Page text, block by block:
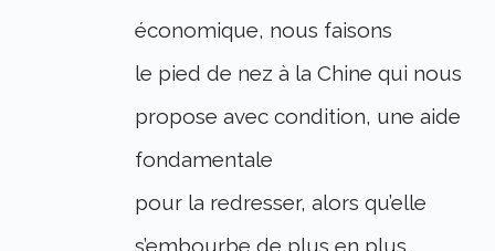
économique, nous faisons
le pied de nez à la Chine qui nous
propose avec condition, une aide
fondamentale
pour la redresser, alors qu’elle
s’embourbe de plus en plus…